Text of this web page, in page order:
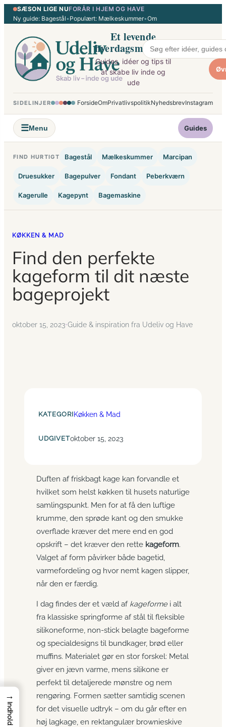
SpringSÆSON LIGE NUFORÅR I HJEM OG HAVE
Ny guide: Bagestål• Populært: Mælkeskummer•Om
Et levende
hverdagsmagasin
Guides, idéer og tips til
at skabe liv inde og
ude
SIDELINJER ForsideOmPrivatlivspolitikNyhedsbrevInstagram
☰Menu Guides
FIND HURTIGT Bagestål Mælkeskummer Marcipan
Druesukker Bagepulver Fondant Peberkværn
Kagerulle Kagepynt Bagemaskine
KØKKEN & MAD
Find den perfekte
kageform til dit næste
bageprojekt
oktober 15, 2023•Guide & inspiration fra Udeliv og Have
KATEGORI Køkken & Mad
UDGIVEToktober 15, 2023
Duften af friskbagt kage kan forvandle et
hvilket som helst køkken til husets naturlige
samlingspunkt. Men for at få den luftige
krumme, den sprøde kant og den smukke
overflade kræver det mere end en god
opskrift – det kræver den rette kageform.
Valget af form påvirker både bagetid,
varmefordeling og hvor nemt kagen slipper,
når den er færdig.
I dag findes der et væld af kageformei alt
fra klassiske springforme af stål til fleksible
silikoneforme, non-stick belagte bageforme
og specialdesigns til bundkager, brød eller
muffins. Materialet gør en stor forskel: Metal
giver en jævn varme, mens silikone er
perfekt til detaljerede mønstre og nem
rengøring. Formen sætter samtidig scenen
for det visuelle udtryk – om du går efter en
høj lagkage, en rektangulær brownieskive
→
Indhold